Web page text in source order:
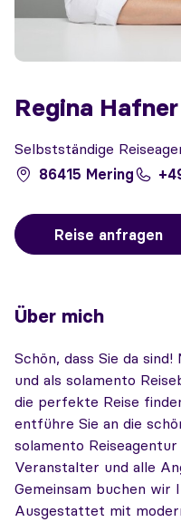
Regina Hafner
Selbstständige
86415 Mering
Reise anfragen
Über mich
Schön, dass Sie da
und als solamento
die perfekte Reise
entführe Sie an die
solamento
Veranstalter und alle
Gemeinsam buchen wir
Ausgestattet mit